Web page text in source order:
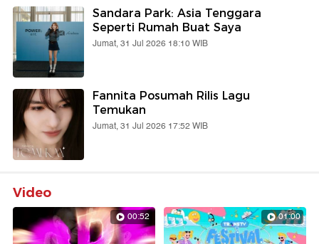
Sandara Park: Asia Tenggara
Seperti Rumah Buat Saya
Jumat, 31 Jul 2026 18:10 WIB
Fannita Posumah Rilis Lagu
Temukan
Jumat, 31 Jul 2026 17:52 WIB
Video
00:52 01:00